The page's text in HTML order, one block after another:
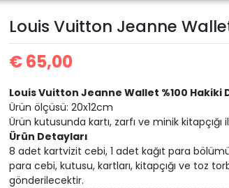
Deri
Louis Vuitton Jeanne
€65,00
Louis Vuitton Jeanne Wallet %100 Hakiki
Ürün ölçüsü: 20x12cm
Ürün kutusunda kartı, zarfı ve minik
Ürün Detayları
8 adet kartvizit cebi, 1 adet kağıt para
para cebi, kutusu, kartları, kitapçığı ve toz
gönderilecektir.